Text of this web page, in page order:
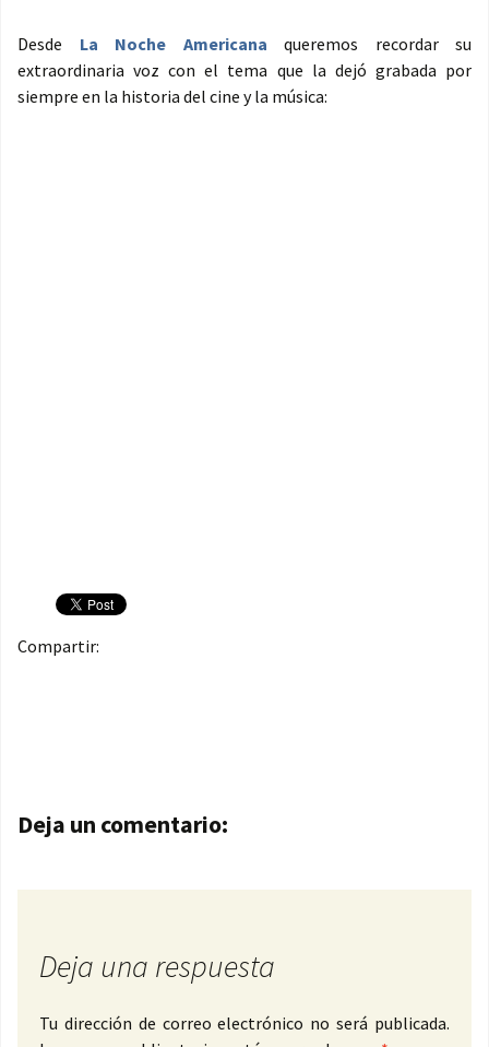
Desde La Noche Americana queremos recordar su
extraordinaria voz con el tema que la dejó grabada por
siempre en la historia del cine y la música:
Compartir:
Navegación de entradas
Deja un comentario:
Deja una respuesta
Tu dirección de correo electrónico no será publicada.